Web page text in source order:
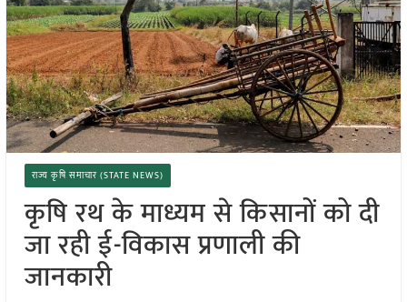
राज्य कृषि समाचार (STATE NEWS)
कृषि रथ के माध्यम से किसानों को दी
जा रही ई-विकास प्रणाली की
जानकारी